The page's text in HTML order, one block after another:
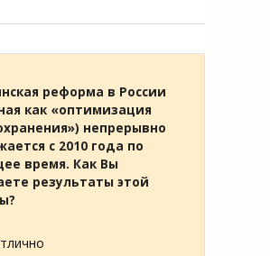
реформа в России
как «оптимизация
непрерывно
с 2010 года по
время. Как Вы
результаты этой